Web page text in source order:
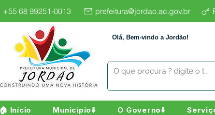
+55 68 99251-0013 prefeitura@jordao.ac.gov.br
Olá, Bem-vindo a Jordão!
🏠 Início Município⬇️ O Governo⬇️